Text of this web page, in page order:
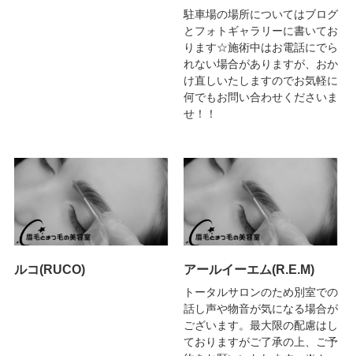
駐車場の場所についてはブログ
とフォトギャラリーに書いてお
ります☆施術中はお電話にでら
れない場合がありますが、おか
け直しいたしますのでお気軽に
何でもお問い合わせくださいま
せ！！
ルコ(RUCO) アールイーエム(R.E.M)
トータルサロンのため別室での
話し声や物音が気になる場合が
ございます。最大限の配慮はし
ておりますがご了承の上、ご予